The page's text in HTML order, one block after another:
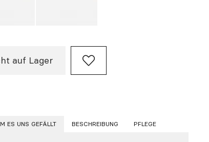
auf Lager
ES UNS GEFÄLLT BESCHREIBUNG PFLEGE